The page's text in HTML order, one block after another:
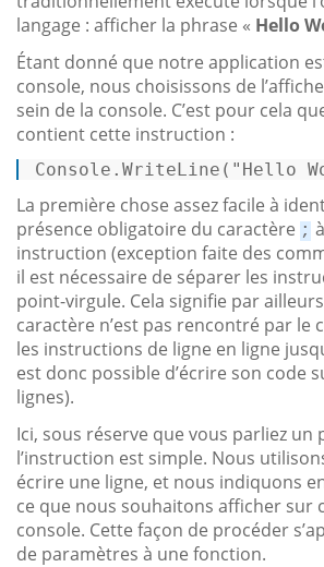
langage : afficher la phrase « Hello
Étant donné que notre application
console, nous choisissons de
sein de la console. C’est pour cela
contient cette instruction :
Console.WriteLine( "Hello
La première chose assez facile à
présence obligatoire du caractère ;
instruction (exception faite des
il est nécessaire de séparer les
point-virgule. Cela signifie par
caractère n’est pas rencontré par le
les instructions de ligne en ligne
est donc possible d’écrire son code
lignes).
Ici, sous réserve que vous parliez un
l’instruction est simple. Nous
écrire une ligne, et nous indiquons
ce que nous souhaitons afficher sur
console. Cette façon de procéder
de paramètres à une fonction.